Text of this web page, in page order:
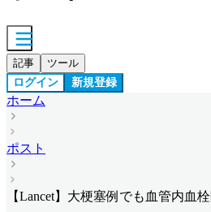
記事 ツール
ログイン 新規登録
ホーム
ポスト
【Lancet】大梗塞例でも血管内血